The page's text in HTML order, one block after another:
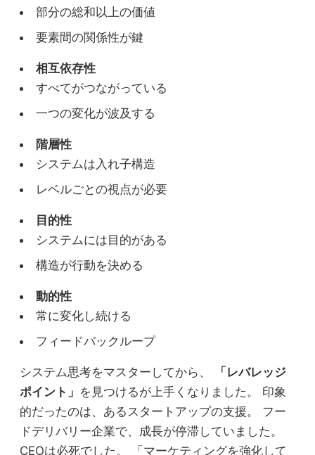
部分の総和以上の価値
要素間の関係性が鍵
相互依存性
すべてがつながっている
一つの変化が波及する
階層性
システムは入れ子構造
レベルごとの視点が必要
目的性
システムには目的がある
構造が行動を決める
動的性
常に変化し続ける
フィードバックループ
システム思考をマスターしてから、
「レバレッジ
ポイント」 を見つけるが上手くなりました。 印象
的だったのは、あるスタートアップの支援。 フー
ドデリバリー企業で、成長が停滞していました。
CEOは必死でした。 「マーケティングを強化して